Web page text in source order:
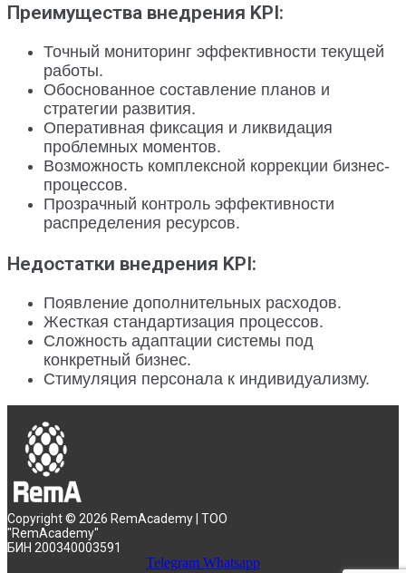
Преимущества внедрения KPI:
Точный мониторинг эффективности текущей
работы.
Обоснованное составление планов и
стратегии развития.
Оперативная фиксация и ликвидация
проблемных моментов.
Возможность комплексной коррекции бизнес-
процессов.
Прозрачный контроль эффективности
распределения ресурсов.
Недостатки внедрения KPI:
Появление дополнительных расходов.
Жесткая стандартизация процессов.
Сложность адаптации системы под
конкретный бизнес.
Стимуляция персонала к индивидуализму.
Copyright © 2026 RemAcademy | ТОО
"RemAcademy"
БИН 200340003591
Telegram Whatsapp